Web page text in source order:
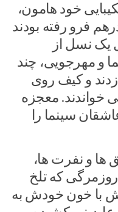
خود هامون،
فرو رفته بودند
یک نسل از
و مهرجویی، چند
و کیف روی
خواندند. معجزه
سینما را
ها و نفرت ها،
که تلخ
با خون خودش به